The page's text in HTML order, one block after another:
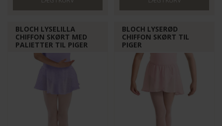
BLOCH LYSELILLA
CHIFFON SKØRT MED
PALIETTER TIL PIGER
BLOCH LYSERØD
CHIFFON SKØRT TIL
PIGER